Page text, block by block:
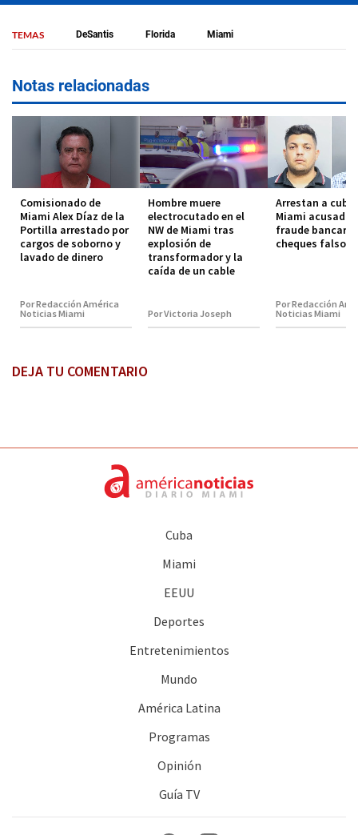
TEMAS DeSantis Florida Miami
Notas relacionadas
Comisionado de
Miami Alex Díaz de la
Portilla arrestado por
cargos de soborno y
lavado de dinero
Por Redacción América
Noticias Miami
Hombre muere
electrocutado en el
NW de Miami tras
explosión de
transformador y la
caída de un cable
Por Victoria Joseph
Arrestan a
Miami acusado
fraude
cheques falsos
Por Redacción
Noticias Miami
DEJA TU COMENTARIO
Cuba
Miami
EEUU
Deportes
Entretenimientos
Mundo
América Latina
Programas
Opinión
Guía TV